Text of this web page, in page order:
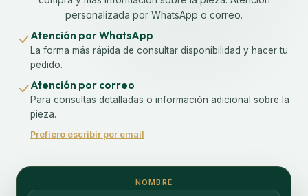
personalizada por WhatsApp o correo.
Atención por WhatsApp
La forma más rápida de consultar disponibilidad y hacer tu
pedido.
Atención por correo
Para consultas detalladas o información adicional sobre la
pieza.
Prefiero escribir por email
NOMBRE